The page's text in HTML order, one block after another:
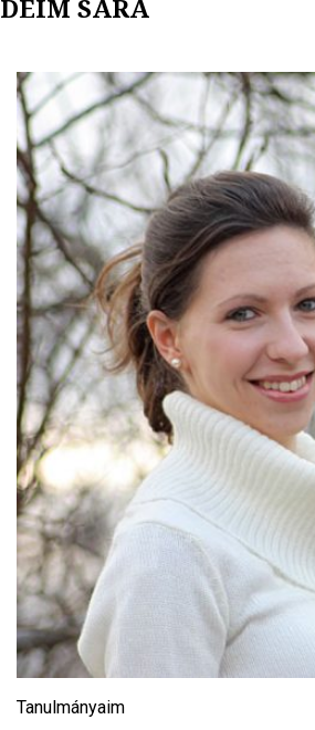
DEIM SÁRA
Tanulmányaim